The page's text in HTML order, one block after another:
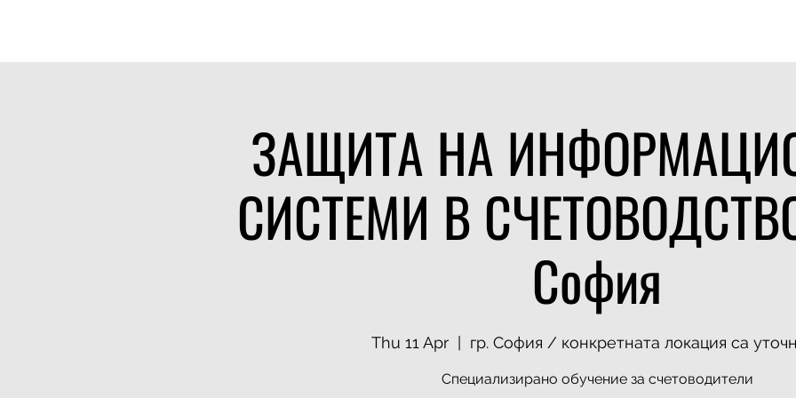
ЗАЩИТА НА
СИСТЕМИ В
София
Thu 11 Apr
  |
гр. София / конкретната локация са
Специализирано обучение за счетоводители